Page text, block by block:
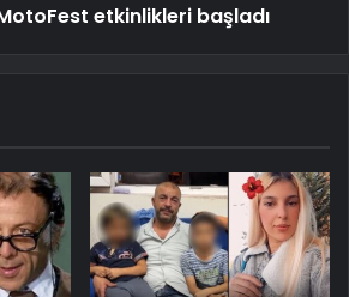
etkinlikleri başladı